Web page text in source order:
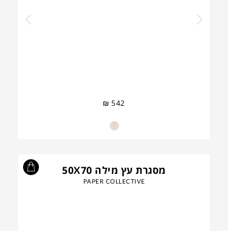
₪ 542
מסגרת עץ מילה 50X70
PAPER COLLECTIVE